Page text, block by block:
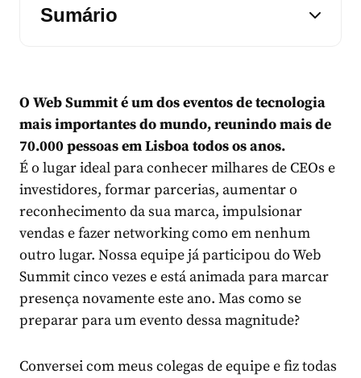
Sumário
O Web Summit é um dos eventos de tecnologia
mais importantes do mundo, reunindo mais de
70.000 pessoas em Lisboa todos os anos.
É o lugar ideal para conhecer milhares de CEOs e
investidores, formar parcerias, aumentar o
reconhecimento da sua marca, impulsionar
vendas e fazer networking como em nenhum
outro lugar. Nossa equipe já participou do Web
Summit cinco vezes e está animada para marcar
presença novamente este ano. Mas como se
preparar para um evento dessa magnitude?
Conversei com meus colegas de equipe e fiz todas